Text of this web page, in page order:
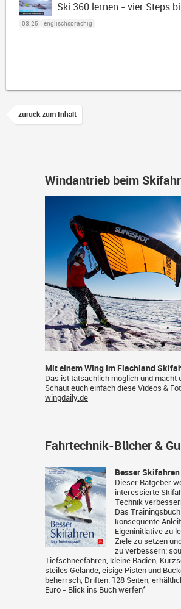
Ski 360 lernen - vier Steps
03:25 englischsprachig
zurück zum Inhalt
Windantrieb beim
Mit einem Wing im Flachland
Das ist tatsächlich möglich und macht
Schaut euch einfach diese Videos &
wingdaily.de
Fahrtechnik-Bücher &
Besser Skifahren
Dieser Ratgeber
interessierte
Technik
Das
konsequente
Eigeninitiative zu
Ziele zu setzen
zu verbessern:
Tiefschneefahren, kleine Radien,
steiles Gelände, eisige Pisten und
beherrsch, Driften. 128 Seiten,
Euro - Blick ins Buch werfen*